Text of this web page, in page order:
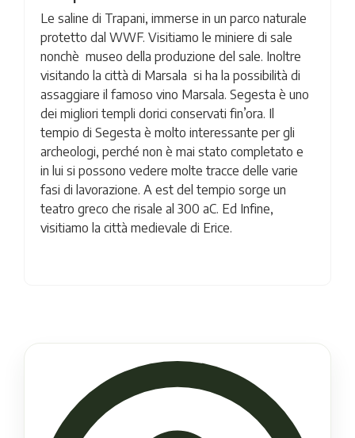
Le saline di Trapani, immerse in un parco naturale
protetto dal WWF. Visitiamo le miniere di sale
nonchè museo della produzione del sale. Inoltre
visitando la città di Marsala si ha la possibilità di
assaggiare il famoso vino Marsala. Segesta è uno
dei migliori templi dorici conservati fin’ora. Il
tempio di Segesta è molto interessante per gli
archeologi, perché non è mai stato completato e
in lui si possono vedere molte tracce delle varie
fasi di lavorazione. A est del tempio sorge un
teatro greco che risale al 300 aC. Ed Infine,
visitiamo la città medievale di Erice.